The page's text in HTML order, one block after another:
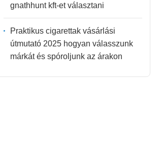
gnathhunt kft-et választani
Praktikus cigarettak vásárlási
útmutató 2025 hogyan válasszunk
márkát és spóroljunk az árakon